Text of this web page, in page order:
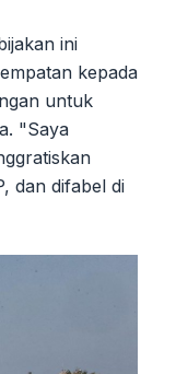
ini
kepada
untuk
"Saya
dan difabel di